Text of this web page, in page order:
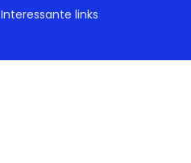
Interessante links